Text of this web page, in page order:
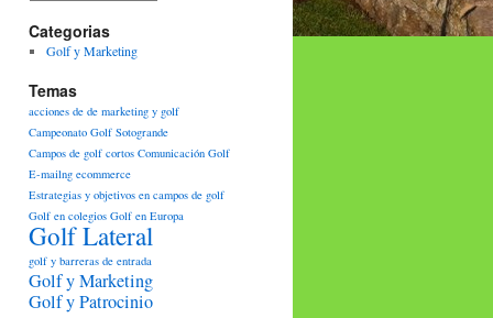
Categorias
Golf y Marketing
Temas
acciones de de marketing y golf
Campeonato Golf Sotogrande
Campos de golf cortos Comunicación Golf
E-mailng ecommerce
Estrategias y objetivos en campos de golf
Golf en colegios Golf en Europa
Golf Lateral
golf y barreras de entrada
Golf y Marketing
Golf y Patrocinio